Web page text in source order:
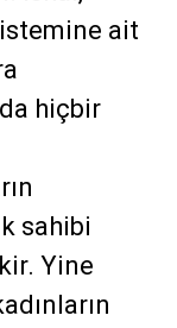
ait
hiçbir
sahibi
Yine